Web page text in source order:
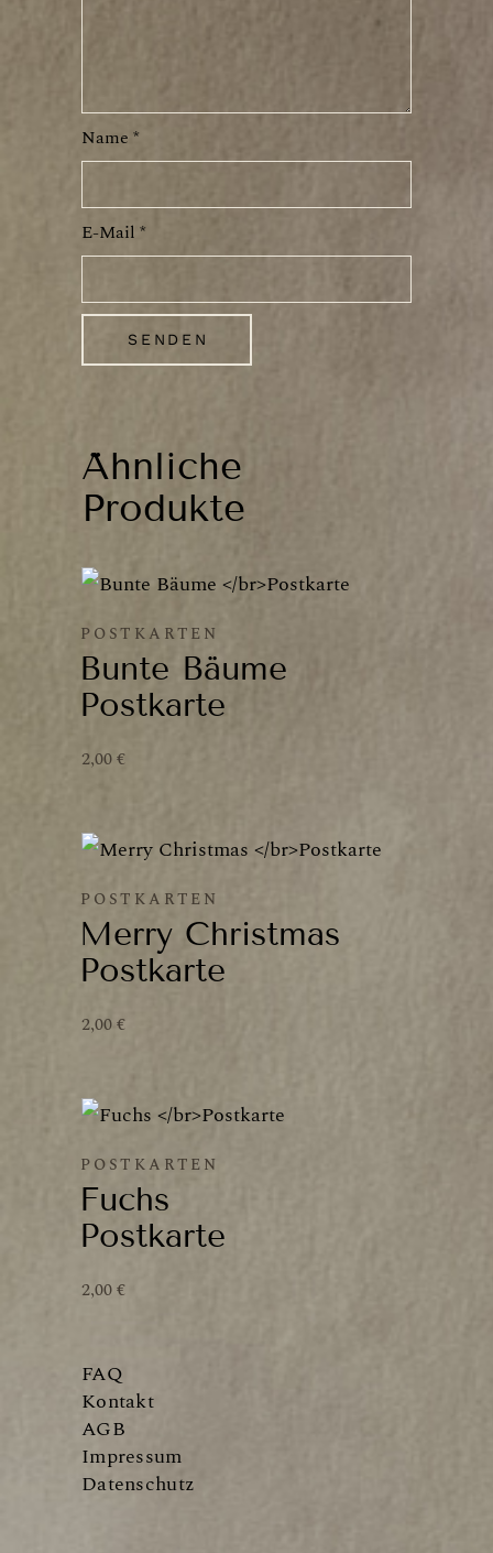
Name *
E-Mail *
Ähnliche
Produkte
POSTKARTEN
Bunte Bäume
Postkarte
2,00€
POSTKARTEN
Merry Christmas
Postkarte
2,00€
POSTKARTEN
Fuchs
Postkarte
2,00€
FAQ
Kontakt
AGB
Impressum
Datenschutz